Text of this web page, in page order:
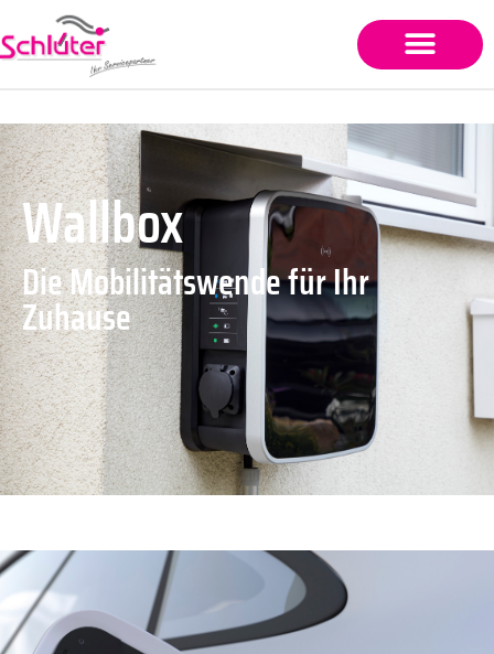
Wallbox
Die Mobilitätswende für Ihr
Zuhause